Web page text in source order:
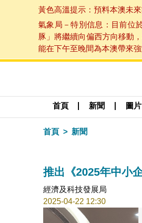
黃色高溫提示：預料本澳未
氣象局－特別信息：目前位
豚」將繼續向偏西方向移動
能在下午至晚間為本澳帶來
首頁 新聞 圖片
首頁 新聞
推出《2025年中小
經濟及科技發展局
2025-04-22 12:30